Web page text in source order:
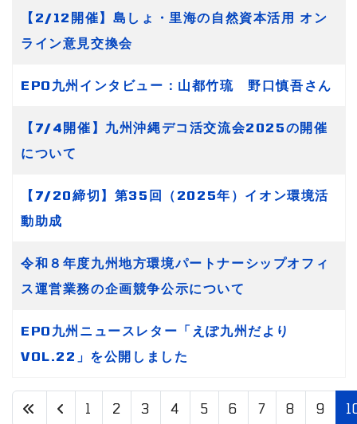
【2/12開催】島しょ・里海の自然資本活用 オン
ライン意見交換会
EPO九州インタビュー：山都竹琉 野口慎吾さん
【7/4開催】九州沖縄デコ活交流会2025の開催
について
【7/20締切】第35回（2025年）イオン環境活
動助成
令和８年度九州地方環境パートナーシップオフィ
ス運営業務の企画競争公示について
EPO九州ニュースレター「えぽ九州だより
VOL.22」を公開しました
10 / 10
1 2 3 4 5 6 7 8 9